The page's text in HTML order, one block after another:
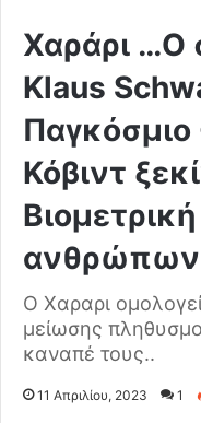
Χαράρι …Ο
Klaus
Κόβιντ
ανθρώπων
O Xαραρι
μείωσης
καναπέ τους..
11 Απριλίου, 2023 1